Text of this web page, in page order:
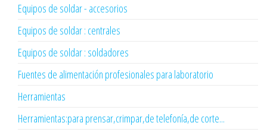
Equipos de soldar - accesorios
Equipos de soldar : centrales
Equipos de soldar : soldadores
Fuentes de alimentación profesionales para laboratorio
Herramientas
Herramientas:para prensar,crimpar,de telefonía,de corte...